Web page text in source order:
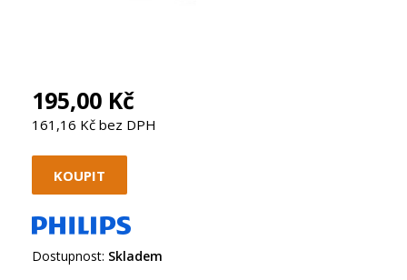
195,00 Kč
161,16 Kč bez DPH
Dostupnost: Skladem